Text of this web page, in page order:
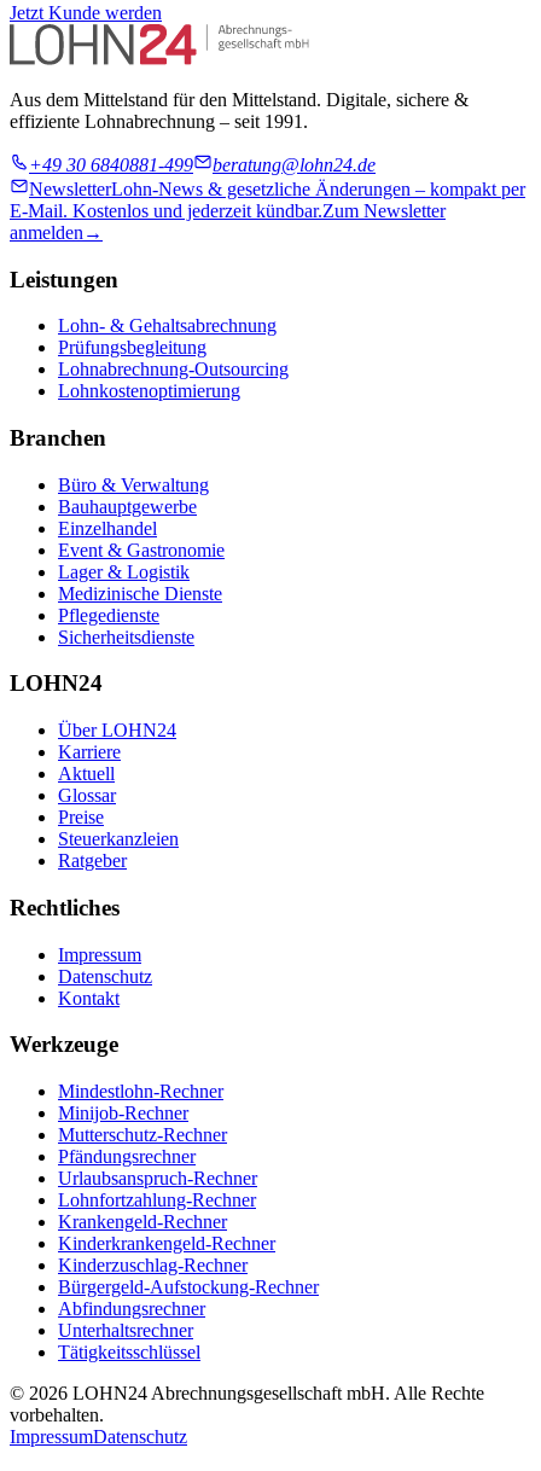
Jetzt Kunde werden
Aus dem Mittelstand für den Mittelstand. Digitale, sichere &
effiziente Lohnabrechnung – seit 1991.
+49 30 6840881-499
beratung@lohn24.de
NewsletterLohn-News & gesetzliche Änderungen – kompakt per
E-Mail. Kostenlos und jederzeit kündbar.Zum Newsletter
anmelden →
Leistungen
Lohn- & Gehaltsabrechnung
Prüfungsbegleitung
Lohnabrechnung-Outsourcing
Lohnkostenoptimierung
Branchen
Büro & Verwaltung
Bauhauptgewerbe
Einzelhandel
Event & Gastronomie
Lager & Logistik
Medizinische Dienste
Pflegedienste
Sicherheitsdienste
LOHN24
Über LOHN24
Karriere
Aktuell
Glossar
Preise
Steuerkanzleien
Ratgeber
Rechtliches
Impressum
Datenschutz
Kontakt
Werkzeuge
Mindestlohn-Rechner
Minijob-Rechner
Mutterschutz-Rechner
Pfändungsrechner
Urlaubsanspruch-Rechner
Lohnfortzahlung-Rechner
Krankengeld-Rechner
Kinderkrankengeld-Rechner
Kinderzuschlag-Rechner
Bürgergeld-Aufstockung-Rechner
Abfindungsrechner
Unterhaltsrechner
Tätigkeitsschlüssel
© 2026 LOHN24 Abrechnungsgesellschaft mbH. Alle Rechte
vorbehalten.
ImpressumDatenschutz